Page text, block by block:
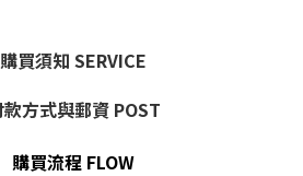
購買須知 SERVICE
款方式與郵資 POST
購買流程 FLOW